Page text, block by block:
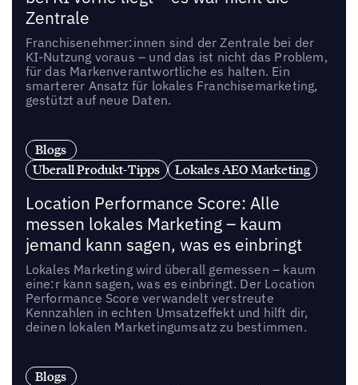
Zentrale
Franchisenehmer:innen sind der Zentrale bei der
KI-Nutzung voraus – und das ist nicht das Problem,
für das Markenverantwortliche es halten. Ein
smarterer Ansatz für lokales Franchisemarketing,
gestützt auf neue Daten.
Blogs
Uberall Produkt-Tipps
Lokales AEO Marketing
Location Performance Score: Alle
messen lokales Marketing – kaum
jemand kann sagen, was es einbringt
Lokales Marketing wird überall gemessen – kaum
eine:r kann sagen, was es einbringt. Der Location
Performance Score verwandelt verstreute
Kennzahlen in echten Umsatzeffekt und hilft dir,
deinen lokalen Marketingumsatz zu bestimmen.
Blogs